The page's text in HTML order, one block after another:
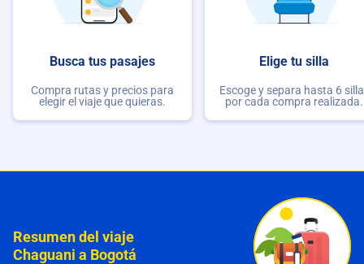
Busca tus pasajes
Compra rutas y precios para
elegir el viaje que quieras.
Elige tu silla
Escoge y separa hasta 6
por cada compra realizada.
Resumen del viaje
Chaguani a Bogotá